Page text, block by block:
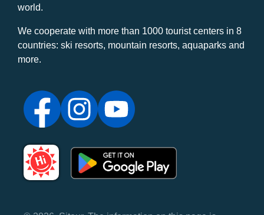
world.
We cooperate with more than 1000 tourist centers in 8
countries: ski resorts, mountain resorts, aquaparks and
more.